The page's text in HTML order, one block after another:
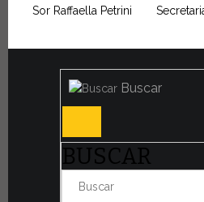
Sor Raffaella Petrini
Buscar
BUSCAR